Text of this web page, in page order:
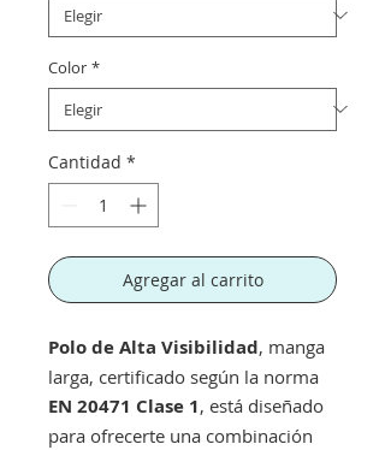
Color *
Cantidad *
Agregar al carrito
Polo de Alta Visibilidad, manga
larga, certificado según la norma
EN 20471 Clase 1, está diseñado
para ofrecerte una combinación